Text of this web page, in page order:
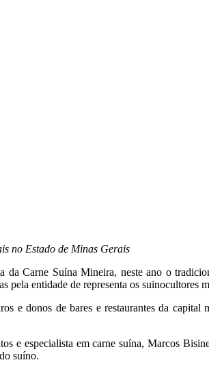
no Estado de Minas Gerais
Carne Suína Mineira, neste ano o
pela entidade de representa os suinocultores
e donos de bares e restaurantes da capital
e especialista em carne suína, Marcos
suíno.